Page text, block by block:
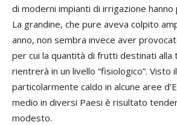
di moderni impianti di irrigazione
La grandine, che pure aveva colpito
anno, non sembra invece aver
per cui la quantità di frutti destinati alla
rientrerà in un livello “fisiologico”. Visto
particolarmente caldo in alcune aree
medio in diversi Paesi è risultato
modesto.